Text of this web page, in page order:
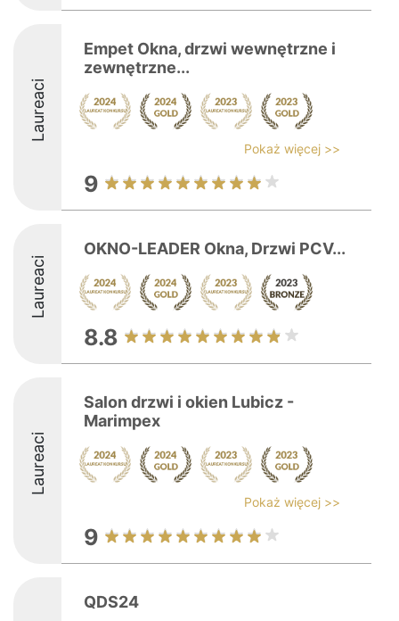
Laureaci
Empet Okna, drzwi wewnętrzne i
zewnętrzne...
Pokaż więcej >>
9
Laureaci
OKNO-LEADER Okna, Drzwi PCV...
8.8
Laureaci
Salon drzwi i okien Lubicz -
Marimpex
Pokaż więcej >>
9
QDS24